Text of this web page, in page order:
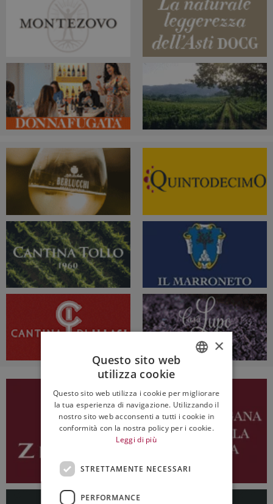
ENGLISH
×
Questo sito web
utilizza cookie
Questo sito web utilizza i cookie per migliorare
la tua esperienza di navigazione. Utilizzando il
nostro sito web acconsenti a tutti i cookie in
conformità con la nostra policy per i cookie.
Leggi di più
STRETTAMENTE NECESSARI
PERFORMANCE